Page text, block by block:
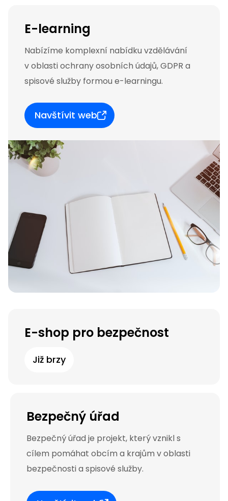
E-learning
Nabízíme komplexní nabídku vzdělávání
v oblasti ochrany osobních údajů, GDPR a
spisové služby formou e-learningu.
Navštívit web
E-shop pro bezpečnost
Již brzy
Bezpečný úřad
Bezpečný úřad je projekt, který vznikl s
cílem pomáhat obcím a krajům v oblasti
bezpečnosti a spisové služby.